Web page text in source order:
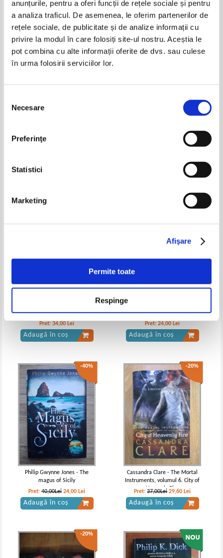
anunțurile, pentru a oferi funcții de rețele sociale și pentru
a analiza traficul. De asemenea, le oferim partenerilor de
rețele sociale, de publicitate și de analize informații cu
privire la modul în care folosiți site-ul nostru. Aceștia le
pot combina cu alte informații oferite de dvs. sau culese
în urma folosirii serviciilor lor.
consimțământului
Necesare
Preferinţe
Statistici
Marketing
Afişare
Permite toate
Respinge
Produse din aceeasi categorie
Tom Clancy - Datorie de onoare
Adaugă în coș
RuNyx - Dark Verse, volumul 1.
imperfect
Pret:34,00 Lei
Adaugă în coș
Rodica Ojog Brasoveanu - 320
de pisici negre
Pret:24,00 Lei
Adaugă în coș
-40%
Philip Gwynne Jones - The
magus of Sicily
Pret:40,00Lei 24,00 Lei
Adaugă în coș
-20%
Cassandra Clare - The Mortal
Instruments, volumul 6. City of
Heavenly Fire
Pret:37,00Lei 29,60 Lei
Adaugă în coș
-20%